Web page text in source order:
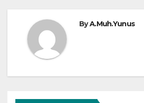
ByA.Muh.Yunus